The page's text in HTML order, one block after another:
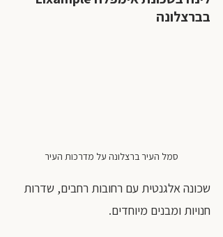
בברצלונה
שכונה אלגנטית עם רחובות רחבים, שדרות
חנויות ומבנים מיוחדים.